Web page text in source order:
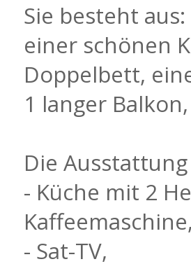
Sie besteht aus:
einer schönen
Doppelbett,
1 langer Balkon,
Die
- Küche mit 2
Kaffeemaschine,
- Sat-TV,